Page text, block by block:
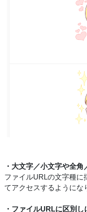
・大文字／小文字や全
ファイルURLの文字種に
てアクセスするようにな
・ファイルURLに区別